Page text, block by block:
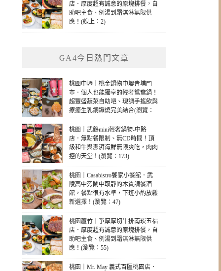
店．厚度超有誠意的原塊排餐，自
助吧主食、例湯到霜淇淋無限供
應！(線上：2)
GA4今日熱門文章
桃園中壢｜桃金鍋物中壢青埔門
市．個人也能獨享的輕奢鴛鴦鍋！
超豐盛蔬菜自助吧、現調手搖飲與
療癒生乳銅鑼燒完美結合(瀏覽：
589)
桃園｜武鶴mini輕奢鍋物-中路
店．無點餐限制、無CD時間！頂
級和牛與澎湃海鮮無限爽吃，肉肉
控的天堂！(瀏覽：173)
桃園｜Casabistro饗家小餐館．武
陵高中旁鬧中取靜的木質調餐酒
館，餐點很有水準，下班小酌放鬆
新選擇！(瀏覽：47)
桃園蘆竹｜爭厚厚切牛排南崁五福
店．厚度超有誠意的原塊排餐，自
助吧主食、例湯到霜淇淋無限供
應！(瀏覽：55)
桃園｜Mr. May 義式百匯桃園店．